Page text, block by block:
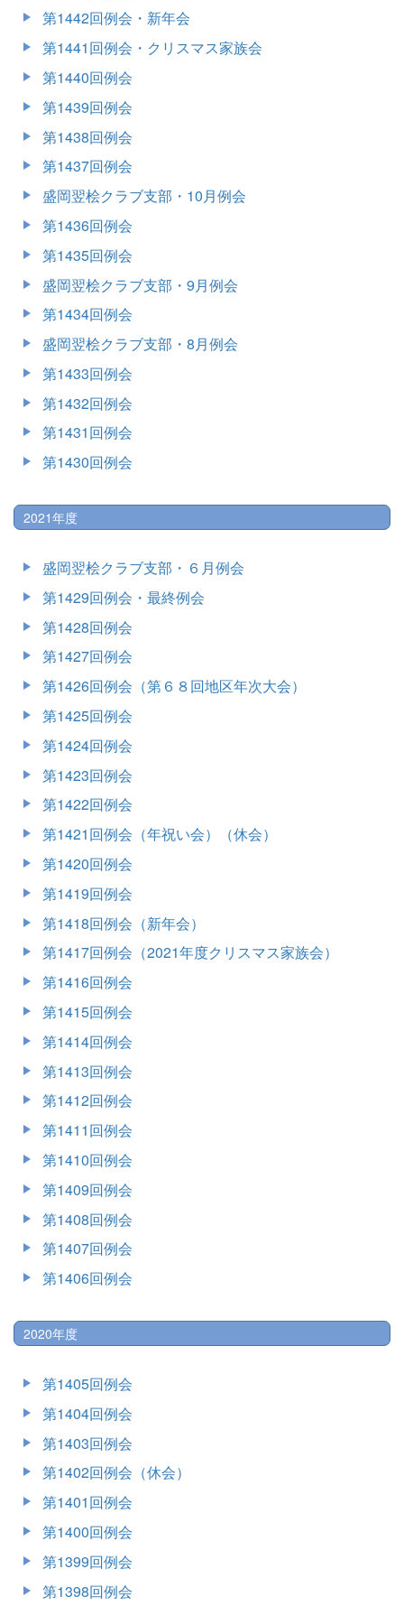
第1442回例会・新年会
第1441回例会・クリスマス家族会
第1440回例会
第1439回例会
第1438回例会
第1437回例会
盛岡翌桧クラブ支部・10月例会
第1436回例会
第1435回例会
盛岡翌桧クラブ支部・9月例会
第1434回例会
盛岡翌桧クラブ支部・8月例会
第1433回例会
第1432回例会
第1431回例会
第1430回例会
2021年度
盛岡翌桧クラブ支部・６月例会
第1429回例会・最終例会
第1428回例会
第1427回例会
第1426回例会（第６８回地区年次大会）
第1425回例会
第1424回例会
第1423回例会
第1422回例会
第1421回例会（年祝い会）（休会）
第1420回例会
第1419回例会
第1418回例会（新年会）
第1417回例会（2021年度クリスマス家族会）
第1416回例会
第1415回例会
第1414回例会
第1413回例会
第1412回例会
第1411回例会
第1410回例会
第1409回例会
第1408回例会
第1407回例会
第1406回例会
2020年度
第1405回例会
第1404回例会
第1403回例会
第1402回例会（休会）
第1401回例会
第1400回例会
第1399回例会
第1398回例会